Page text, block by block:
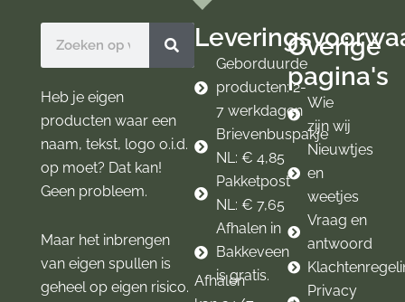
o
o
k
g
a
Heb je eigen
producten waar een
naam, tekst, logo o.i.d.
op moet? Dat kan!
Geen probleem.
Maar het inbrengen
van eigen spullen is
geheel op eigen risico.
Geborduurde
producten: 2-
7 werkdagen
Brievenbuspakje
NL: € 4,85
Pakketpost
NL: € 7,65
Afhalen in
Bakkeveen
is gratis.
Afhalen
Overige
pagina's
Wie
zijn wij
Nieuwtjes
en
weetjes
Vraag en
antwoord
Privacy